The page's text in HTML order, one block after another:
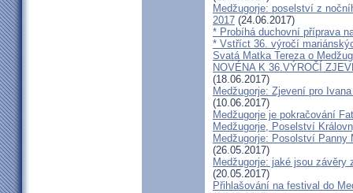
Medžugorje: poselství z
2017 (24.06.2017)
* Probíhá duchovní příprava
* Vstříct 36. výročí
Svatá Matka Tereza o
NOVÉNA K 36.VÝROČÍ
(18.06.2017)
Medžugorje: Zjevení pro
(10.06.2017)
Medžugorje je pokračování
Medžugorje, Poselství
Medžugorje: Posolství
(26.05.2017)
Medžugorje: jaké jsou závěry
(20.05.2017)
Přihlašování na festival do